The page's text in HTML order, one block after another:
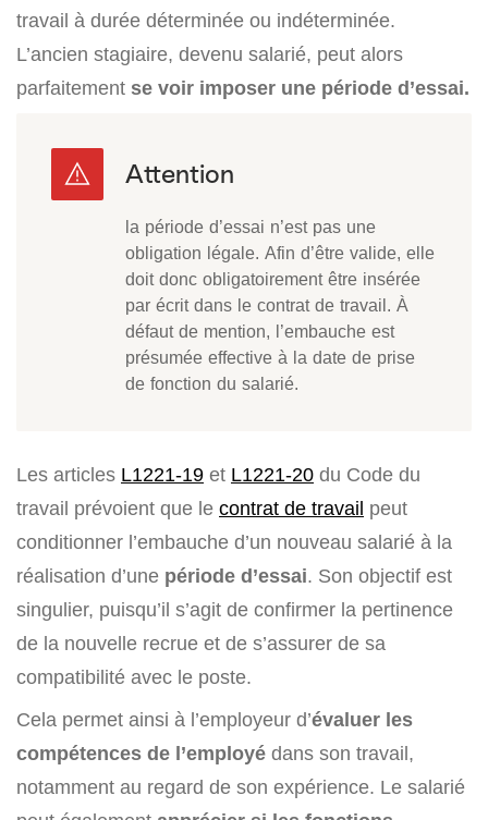
travail à durée déterminée ou indéterminée.
L’ancien stagiaire, devenu salarié, peut alors
parfaitement se voir imposer une période d’essai.
la période d’essai n’est pas une
obligation légale. Afin d’être valide, elle
doit donc obligatoirement être insérée
par écrit dans le contrat de travail. À
défaut de mention, l’embauche est
présumée effective à la date de prise
de fonction du salarié.
Les articles L1221-19 et L1221-20 du Code du
travail prévoient que le contrat de travail peut
conditionner l’embauche d’un nouveau salarié à la
réalisation d’une période d’essai. Son objectif est
singulier, puisqu’il s’agit de confirmer la pertinence
de la nouvelle recrue et de s’assurer de sa
compatibilité avec le poste.
Cela permet ainsi à l’employeur d’évaluer les
compétences de l’employé dans son travail,
notamment au regard de son expérience. Le salarié